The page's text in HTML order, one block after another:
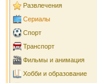
Развлечения
Сериалы
Спорт
Транспорт
Фильмы и анимация
Хобби и образование